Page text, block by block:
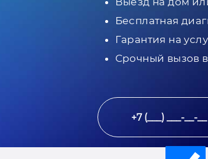
Бесплатная
Гарантия на
Срочный вызов